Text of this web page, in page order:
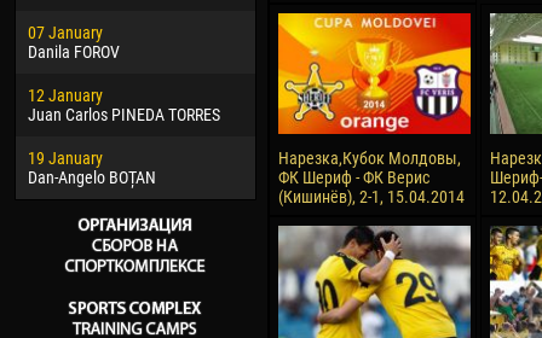
07 January
Danila FOROV
12 January
Juan Carlos PINEDA TORRES
19 January
Dan-Angelo BOȚAN
22 March
Samba KONÉ
26 March
Vitor Hugo Morais de OLIVEIRA
28 March
Raí LOPES DE OLIVEIRA
10
15
17
Jair
Нарезка,Кубок Молдовы,
ФК Шериф - ФК Верис
(Кишинёв), 2-1, 15.04.2014
Шериф-